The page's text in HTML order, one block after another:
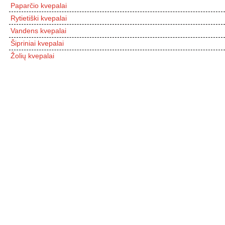
Paparčio kvepalai
Rytietiški kvepalai
Vandens kvepalai
Šipriniai kvepalai
Žolių kvepalai